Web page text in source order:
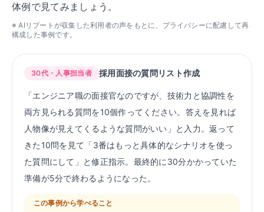
体例で見てみましょう。
※ AIリブートが収集した利用者の声をもとに、プライバシーに配慮して再
構成した事例です。
30代・人事担当者 採用面接の質問リスト作成
「エンジニア職の面接官なのですが、技術力と協調性を
両方見られる質問を10個作ってください。答えを見れば
人物像が見えてくるような質問がいい」と入力。返って
きた10問を見て「3番はもっと具体的なシナリオを使っ
た質問にして」と修正指示。最終的に30分かかっていた
準備が5分で終わるようになった。
この事例から学べること